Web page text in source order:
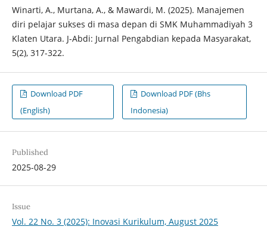
Winarti, A., Murtana, A., & Mawardi, M. (2025). Manajemen
diri pelajar sukses di masa depan di SMK Muhammadiyah 3
Klaten Utara. J-Abdi: Jurnal Pengabdian kepada Masyarakat,
5(2), 317-322.
Download PDF
(English)
Download PDF (Bhs
Indonesia)
Published
2025-08-29
Issue
Vol. 22 No. 3 (2025): Inovasi Kurikulum, August 2025